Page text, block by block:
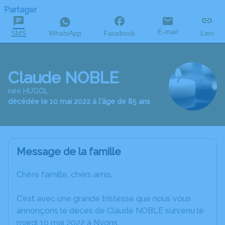
Partager
SMS WhatsApp Facebook E-mail Lien
Claude NOBLE
née HUGOL
décédée le 10 mai 2022 à l'âge de 85 ans
Message de la famille
Chère famille, chers amis,
C’est avec une grande tristesse que nous vous
annonçons le décès de Claude NOBLE survenu le
mardi 10 mai 2022 à Nyons.